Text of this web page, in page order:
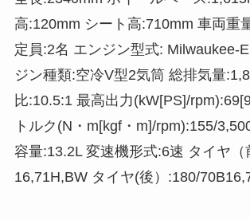
高:120mm シート高:710mm 車両重
定員:2名 エンジン型式: Milwaukee-
ジン種類:空冷V型2気筒 総排気量
比:10.5:1 最高出力(kW[PS]/
トルク(N・m[kgf・m]/rpm):155/
容量:13.2L 変速機形式:6速 タイヤ（
16,71H,BW タイヤ(後）:180/